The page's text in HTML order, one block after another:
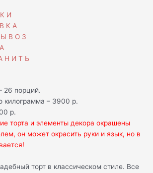
И
К А
В О З
Н И Т Ь
26 порций.
килограмма – 3900 р.
р.
торта и элементы декора окрашены
он может окрасить руки и язык, но в
торт в классическом стиле. Все